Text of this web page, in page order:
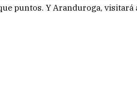
puntos. Y Aranduroga, visitará